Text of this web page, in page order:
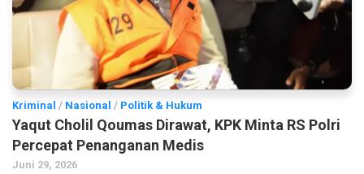
Kriminal / Nasional / Politik & Hukum
Yaqut Cholil Qoumas Dirawat, KPK Minta RS Polri
Percepat Penanganan Medis
Juni 29, 2026